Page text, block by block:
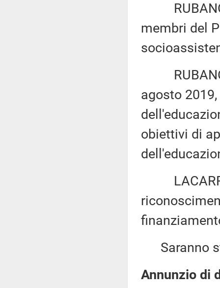
RUBANO:
membri del
RUBANO:
agosto
obiettivi di
Saranno
Annunzio di